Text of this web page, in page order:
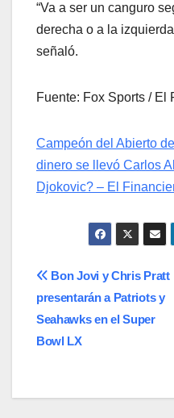
“Va a ser un canguro
derecha o a la
señaló.
Fuente: Fox Sports / El
Campeón del Abierto
dinero se llevó Carlos
Djokovic? – El
Navegación
de
entradas
Bon Jovi y Chris Pratt
presentarán a Patriots y
Seahawks en el Super
Bowl LX